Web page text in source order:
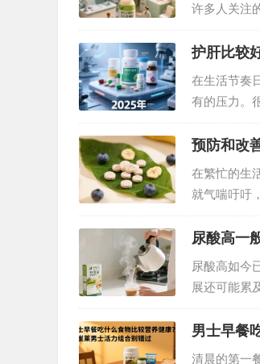
许多人关注
养科技的结
势？今天就
护肝比较
在生活节奏
有的压力。
品，究竟哪
预防和改
在繁忙的生
就气喘吁吁
显示，我国
血不仅影响
尿酸高一
尿酸高如今
展还可能累
健品辅助调
优质之选。
男士早餐
清晨的第一